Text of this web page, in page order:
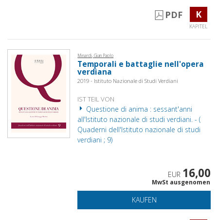
PDF K
KAPITEL
Minardi, Gian Paolo
Temporali e battaglie nell'opera
verdiana
2019 - Istituto Nazionale di Studi Verdiani
IST TEIL VON
Questione di anima : sessant'anni
all'Istituto nazionale di studi verdiani. - (
Quaderni dell'Istituto nazionale di studi
verdiani ; 9)
EUR 16,00
MwSt ausgenomen
KAUFEN